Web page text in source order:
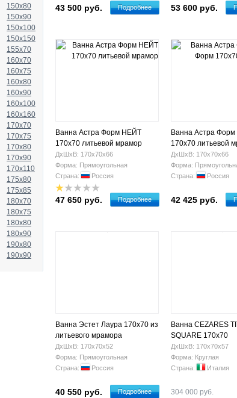
150x80
150x90
150x100
150x150
155x70
160x70
160x75
160x80
160x90
160x100
160x160
170x70
170x75
170x80
170x90
170x110
175x80
175x85
180x70
180x75
180x80
180x90
190x80
190x90
43 500 руб. Подробнее 53 600 руб.
Ванна Астра Форм НЕЙТ
170х70 литьевой мрамор
ДхШхВ: 170х70х66
Форма: Прямоугольная
Страна:
Россия
47 650 руб. Подробнее
Ванна Астра
170х70 литьевой
ДхШхВ: 170х70х66
Форма:
Страна:
Россия
42 425 руб.
Ванна Эстет Лаура 170х70 из
литьевого мрамора
ФР-00000678
ДхШхВ: 170х70х52
Форма: Прямоугольная
Страна:
Россия
40 550 руб. Подробнее
Ванна CEZARES
SQUARE 170х70
искусственный
ДхШхВ: 170х70х57
Форма: Круглая
Страна:
Италия
304 000 руб.